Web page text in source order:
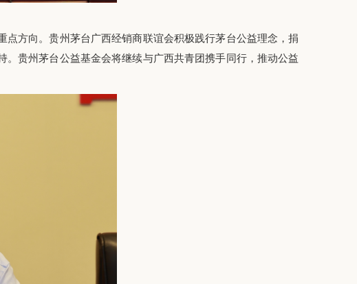
方向。贵州茅台广西经销商联谊会积极践行茅台公益理念，捐
。贵州茅台公益基金会将继续与广西共青团携手同行，推动公益